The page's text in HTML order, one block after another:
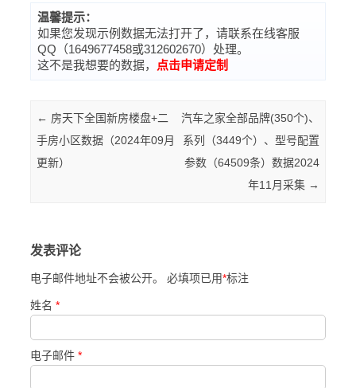
温馨提示：
如果您发现示例数据无法打开了，请联系在线客服
QQ（1649677458或312602670）处理。
这不是我想要的数据，
点击申请定制
Post navigation
← 房天下全国新房楼盘+二
手房小区数据（2024年09月
更新）
汽车之家全部品牌(350个)、
系列（3449个）、型号配置
参数（64509条）数据2024
年11月采集 →
发表评论
电子邮件地址不会被公开。 必填项已用*标注
姓名 *
电子邮件 *